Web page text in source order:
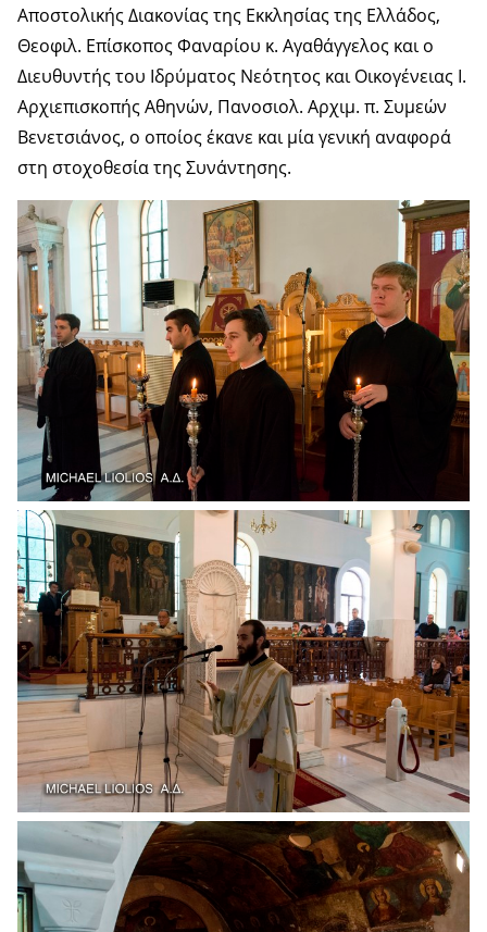
Αποστολικής Διακονίας της Εκκλησίας της Ελλάδος,
Θεοφιλ. Επίσκοπος Φαναρίου κ. Αγαθάγγελος και ο
Διευθυντής του Ιδρύματος Νεότητος και Οικογένειας Ι.
Αρχιεπισκοπής Αθηνών, Πανοσιολ. Αρχιμ. π. Συμεών
Βενετσιάνος, ο οποίος έκανε και μία γενική αναφορά
στη στοχοθεσία της Συνάντησης.